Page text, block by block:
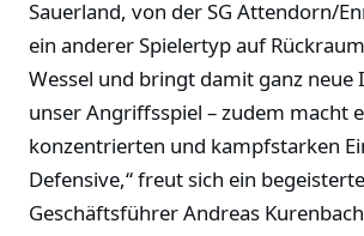
Sauerland, von der SG Attendorn/
ein anderer Spielertyp auf
Wessel und bringt damit ganz neue
unser Angriffsspiel – zudem macht
konzentrierten und kampfstarken
Defensive,“ freut sich ein
Geschäftsführer Andreas